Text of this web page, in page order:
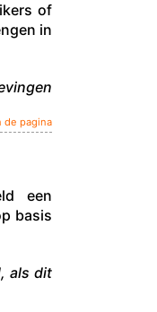
of
in
de pagina
een
basis
als dit